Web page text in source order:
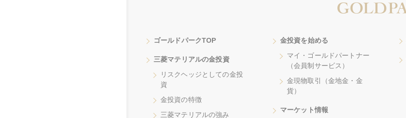
ゴールドパークTOP
三菱マテリアルの金投資
リスクヘッジとしての金投
資
金投資の特徴
三菱マテリアルの強み
金投資を始める
マイ・ゴールドパートナー
（会員制サービス）
金現物取引（金地金・金
貨）
マーケット情報